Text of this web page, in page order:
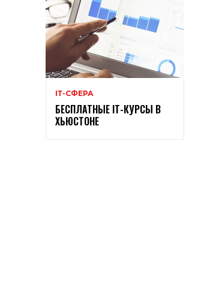
ІТ-СФЕРА
БЕСПЛАТНЫЕ ІТ-КУРСЫ В
ХЬЮСТОНЕ